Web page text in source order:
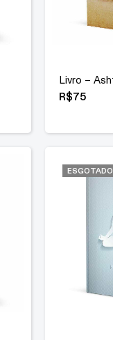
Livro –
R$75
ESGOTADO